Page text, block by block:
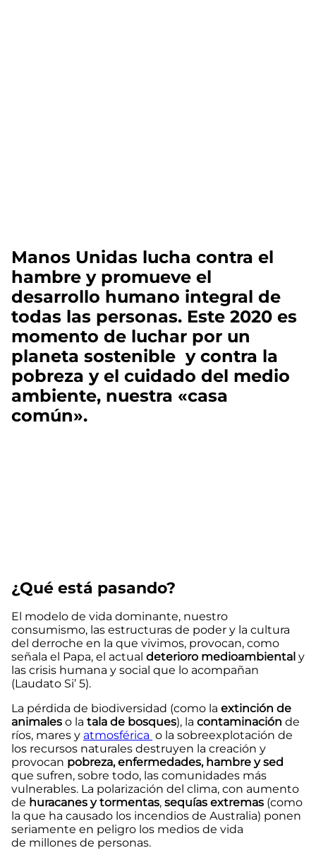
Manos Unidas lucha contra el
hambre y promueve el
desarrollo humano integral de
todas las personas. Este 2020 es
momento de luchar por un
planeta sostenible y contra la
pobreza y el cuidado del medio
ambiente, nuestra «casa
común».
¿Qué está pasando?
El modelo de vida dominante, nuestro
consumismo, las estructuras de poder y la cultura
del derroche en la que vivimos, provocan, como
señala el Papa, el actual deterioro medioambiental y
las crisis humana y social que lo acompañan
(Laudato Si’ 5).
La pérdida de biodiversidad (como la extinción de
animales o la tala de bosques), la contaminación de
ríos, mares y atmosférica o la sobreexplotación de
los recursos naturales destruyen la creación y
provocan pobreza, enfermedades, hambre y sed
que sufren, sobre todo, las comunidades más
vulnerables. La polarización del clima, con aumento
de huracanes y tormentas, sequías extremas (como
la que ha causado los incendios de Australia) ponen
seriamente en peligro los medios de vida
de millones de personas.